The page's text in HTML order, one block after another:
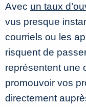
Avec un taux
vus presque
courriels ou les
risquent de
représentent une
promouvoir vos
directement